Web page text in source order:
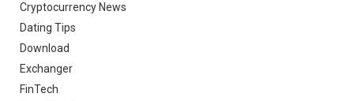
Cryptocurrency News
Dating Tips
Download
Exchanger
FinTech